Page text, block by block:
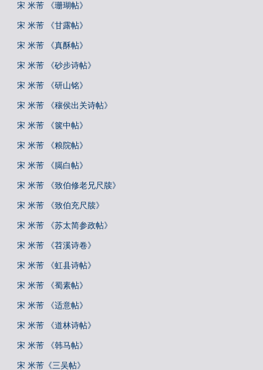
宋 米芾 《珊瑚帖》
宋 米芾 《甘露帖》
宋 米芾 《真酥帖》
宋 米芾 《砂步诗帖》
宋 米芾 《研山铭》
宋 米芾 《穰侯出关诗帖》
宋 米芾 《箧中帖》
宋 米芾 《粮院帖》
宋 米芾 《臈白帖》
宋 米芾 《致伯修老兄尺牍》
宋 米芾 《致伯充尺牍》
宋 米芾 《苏太简参政帖》
宋 米芾 《苕溪诗卷》
宋 米芾 《虹县诗帖》
宋 米芾 《蜀素帖》
宋 米芾 《适意帖》
宋 米芾 《道林诗帖》
宋 米芾 《韩马帖》
宋 米芾《三吴帖》